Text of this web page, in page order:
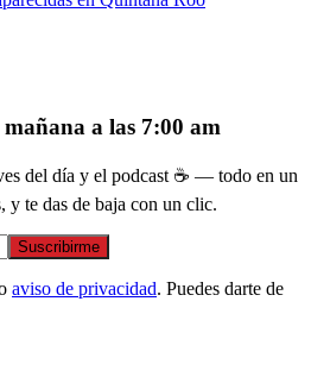
a las 7:00 am
del día y el podcast ☕ — todo en un
y te das de baja con un clic.
Suscribirme
aviso de privacidad. Puedes darte de